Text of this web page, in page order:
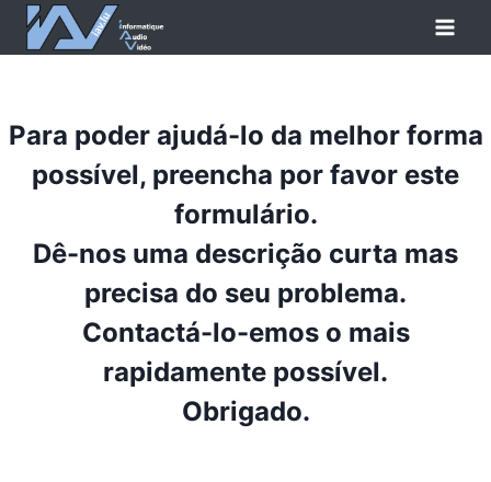
Skip
Para poder ajudá-lo da melhor forma
possível, preencha por favor este
formulário.
Dê-nos uma descrição curta mas
precisa do seu problema.
Contactá-lo-emos o mais
rapidamente possível.
Obrigado.